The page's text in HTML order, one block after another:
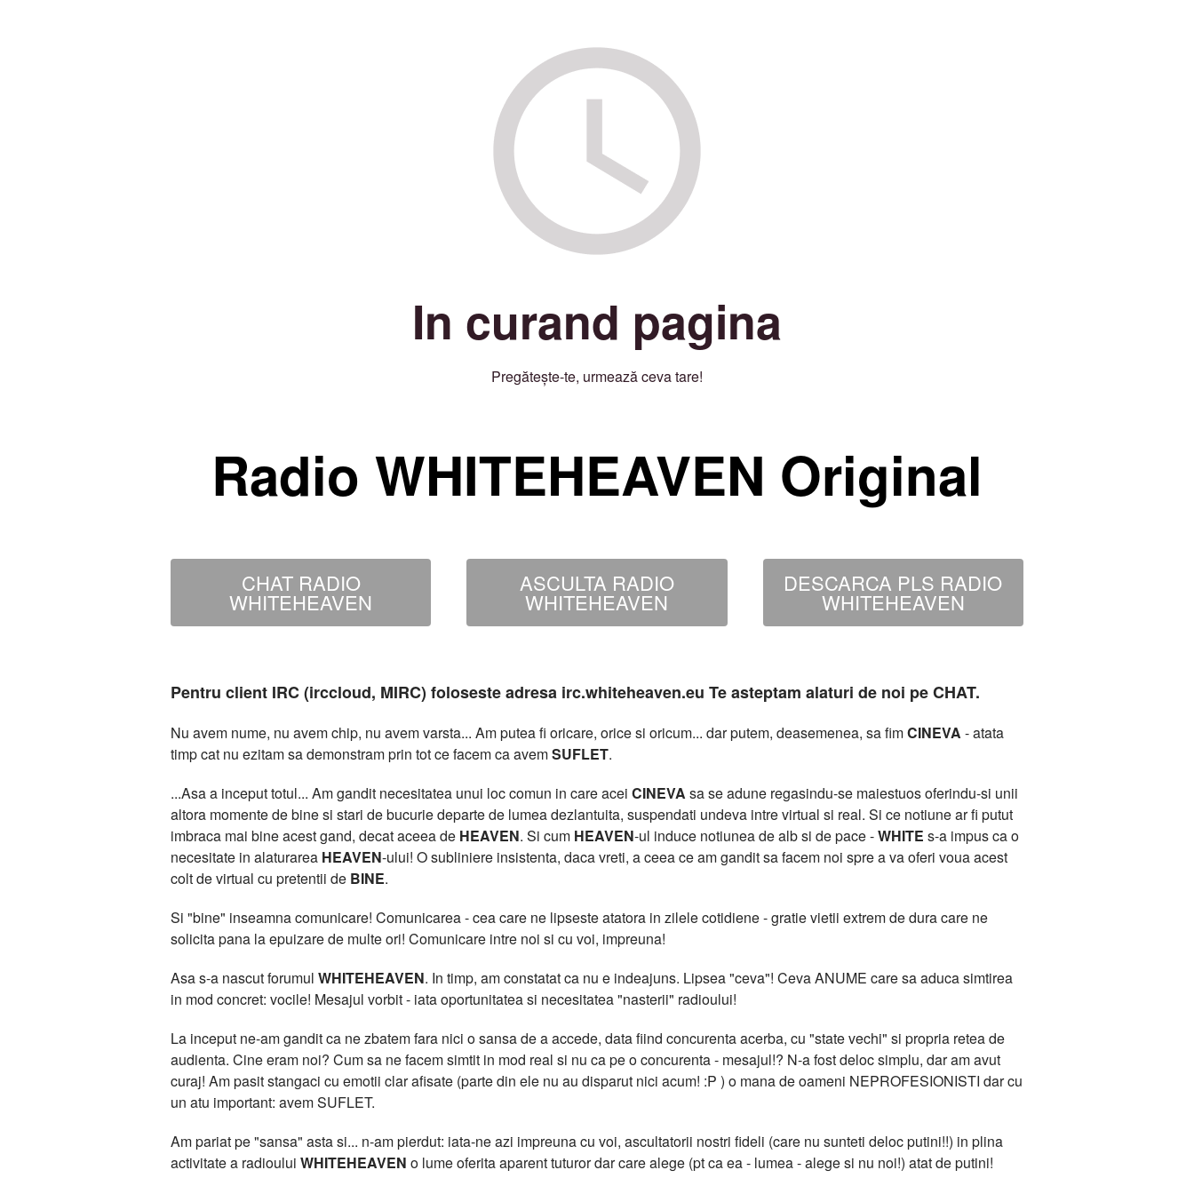
In curand pagina
Pregătește-te, urmează ceva tare!
Radio WHITEHEAVEN Original
CHAT RADIO
WHITEHEAVEN
ASCULTA RADIO
WHITEHEAVEN
DESCARCA PLS RADIO
WHITEHEAVEN
Pentru client IRC (irccloud, MIRC) foloseste adresa irc.whiteheaven.eu Te asteptam alaturi de noi pe CHAT.
Nu avem nume, nu avem chip, nu avem varsta... Am putea fi oricare, orice si oricum... dar putem, deasemenea, sa fimCINEVA - atata
timp cat nu ezitam sa demonstram prin tot ce facem ca avemSUFLET.
...Asa a inceput totul... Am gandit necesitatea unui loc comun in care acei CINEVA sa se adune regasindu-se maiestuos oferindu-si unii
altora momente de bine si stari de bucurie departe de lumea dezlantuita, suspendati undeva intre virtual si real. Si ce notiune ar fi putut
imbraca mai bine acest gand, decat aceea de HEAVEN. Si cum HEAVEN-ul induce notiunea de alb si de pace -WHITE s-a impus ca o
necesitate in alaturarea HEAVEN-ului! O subliniere insistenta, daca vreti, a ceea ce am gandit sa facem noi spre a va oferi voua acest
colt de virtual cu pretentii de BINE.
Si "bine" inseamna comunicare! Comunicarea - cea care ne lipseste atatora in zilele cotidiene - gratie vietii extrem de dura care ne
solicita pana la epuizare de multe ori! Comunicare intre noi si cu voi, impreuna!
Asa s-a nascut forumul WHITEHEAVEN. In timp, am constatat ca nu e indeajuns. Lipsea "ceva"! Ceva ANUME care sa aduca simtirea
in mod concret: vocile! Mesajul vorbit - iata oportunitatea si necesitatea "nasterii" radioului!
La inceput ne-am gandit ca ne zbatem fara nici o sansa de a accede, data fiind concurenta acerba, cu "state vechi" si propria retea de
audienta. Cine eram noi? Cum sa ne facem simtit in mod real si nu ca pe o concurenta - mesajul!? N-a fost deloc simplu, dar am avut
curaj! Am pasit stangaci cu emotii clar afisate (parte din ele nu au disparut nici acum! :P ) o mana de oameni NEPROFESIONISTI dar cu
un atu important: avem SUFLET.
Am pariat pe "sansa" asta si... n-am pierdut: iata-ne azi impreuna cu voi, ascultatorii nostri fideli (care nu sunteti deloc putini!!) in plina
activitate a radioului WHITEHEAVEN o lume oferita aparent tuturor dar care alege (pt ca ea - lumea - alege si nu noi!) atat de putini!